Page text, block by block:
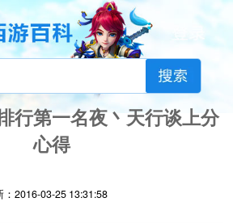
行第一名夜丶天行谈上分
心得
2016-03-25 13:31:58